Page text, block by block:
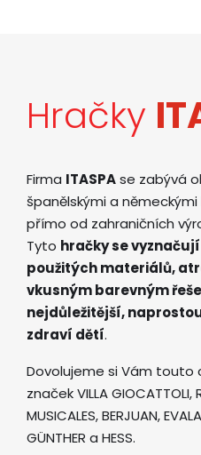
Hračky
Firma ITASPAse zabývá
španělskými a
přímo od zahraničních
Tyto hračky se
použitých materiálů,
vkusným barevným
nejdůležitější,
zdraví dětí.
Dovolujeme si Vám
značek VILLA GIOCATTOLI,
MUSICALES, BERJUAN,
GÜNTHER a HESS.